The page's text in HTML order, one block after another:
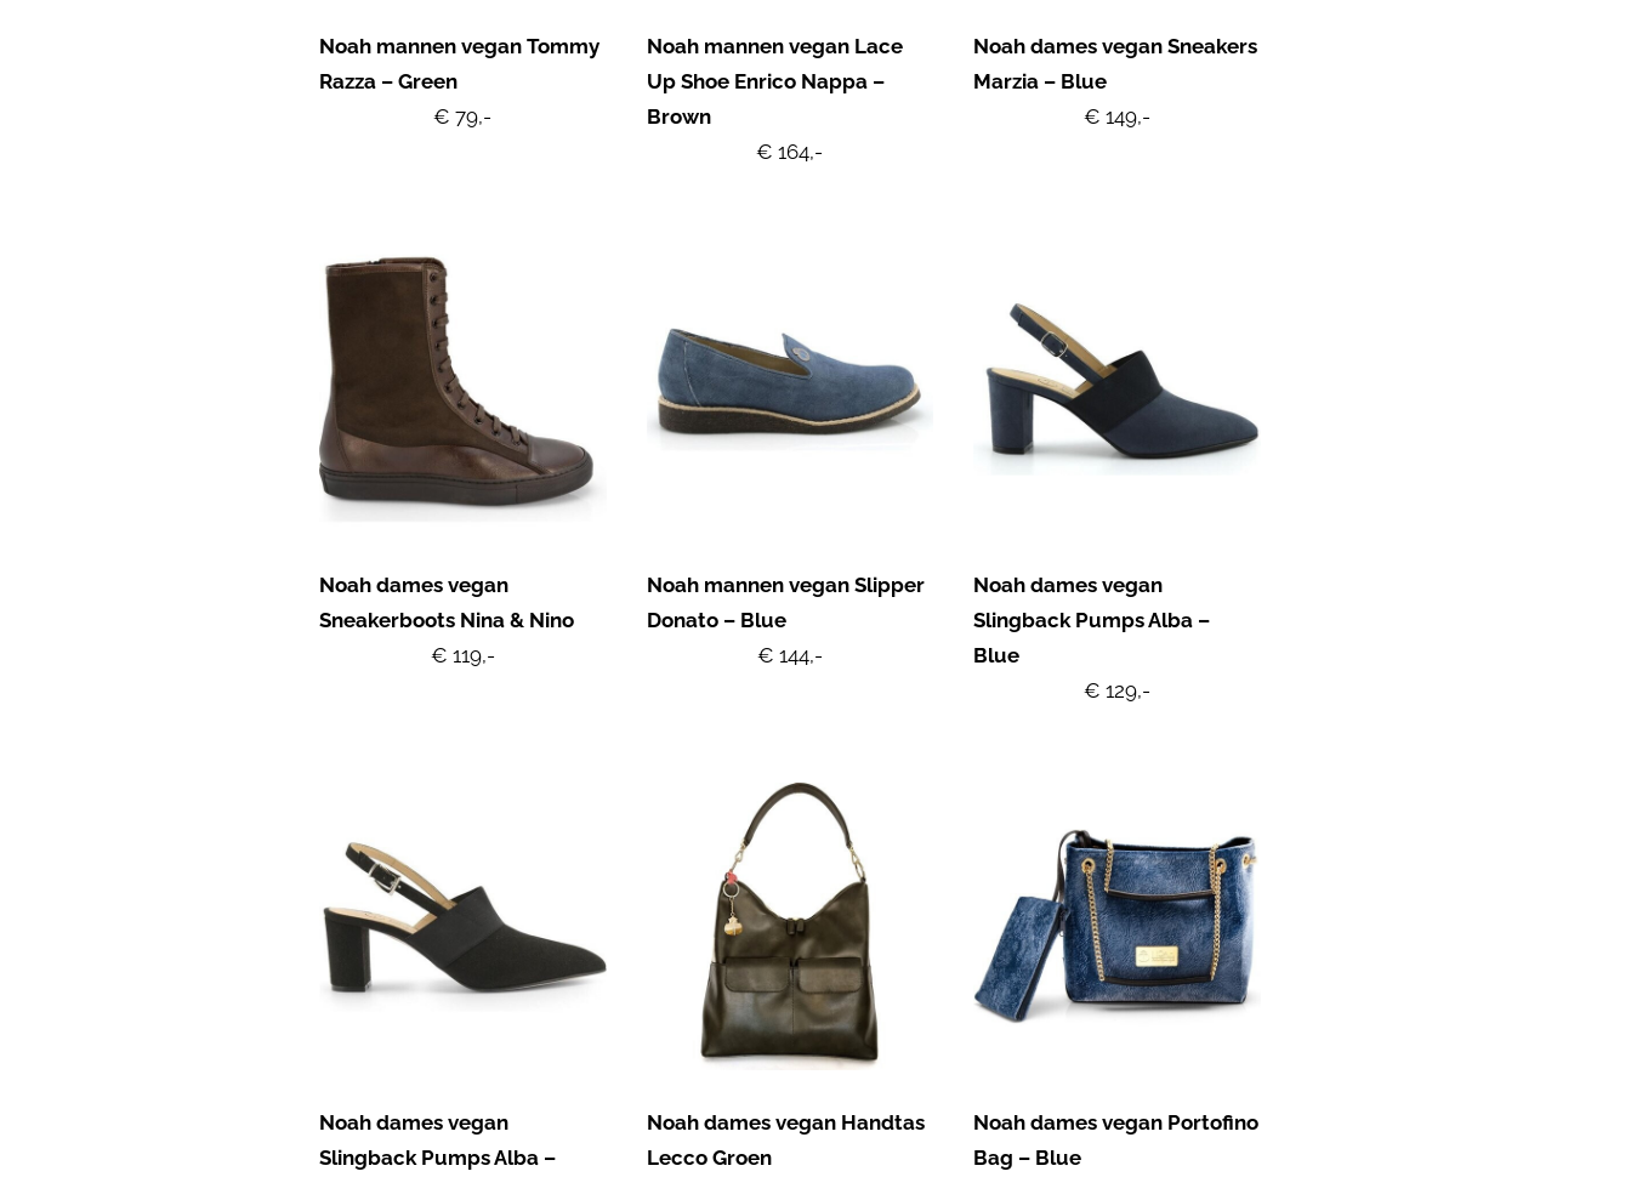
Noah mannen vegan Tommy
Razza – Green
€ 79,-
Noah mannen vegan Lace
Up Shoe Enrico Nappa –
Brown
€ 164,-
Noah dames vegan Sneakers
Marzia – Blue
€ 149,-
Noah dames vegan
Sneakerboots Nina & Nino
€ 119,-
Noah mannen vegan Slipper
Donato – Blue
€ 144,-
Noah dames vegan
Slingback Pumps Alba –
Blue
€ 129,-
Noah dames vegan
Slingback Pumps Alba –
Noah dames vegan Handtas
Lecco Groen
Noah dames vegan Portofino
Bag – Blue